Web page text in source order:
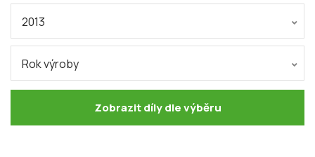
2013
Rok výroby
Zobrazit díly dle výběru